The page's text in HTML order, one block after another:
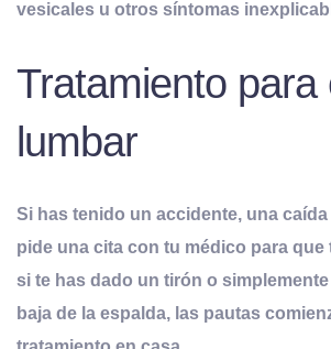
vesicales u otros síntomas
Tratamiento para
lumbar
Si has tenido un accidente, una
pide una cita con tu médico para que
si te has dado un tirón o
baja de la espalda, las pautas